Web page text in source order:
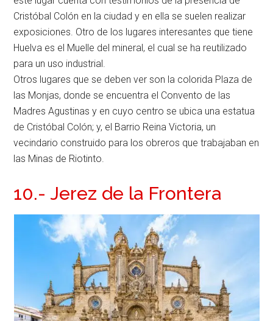
Cristóbal Colón en la ciudad y en ella se suelen realizar
exposiciones. Otro de los lugares interesantes que tiene
Huelva es el Muelle del mineral, el cual se ha reutilizado
para un uso industrial.
Otros lugares que se deben ver son la colorida Plaza de
las Monjas, donde se encuentra el Convento de las
Madres Agustinas y en cuyo centro se ubica una estatua
de Cristóbal Colón; y, el Barrio Reina Victoria, un
vecindario construido para los obreros que trabajaban en
las Minas de Riotinto.
10.- Jerez de la Frontera